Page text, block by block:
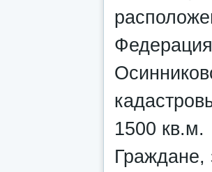
1500 кв.м.
Граждане,